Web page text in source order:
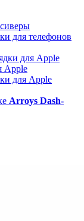
для телефонов
для Apple
Apple
для Apple
Arroys Dash-